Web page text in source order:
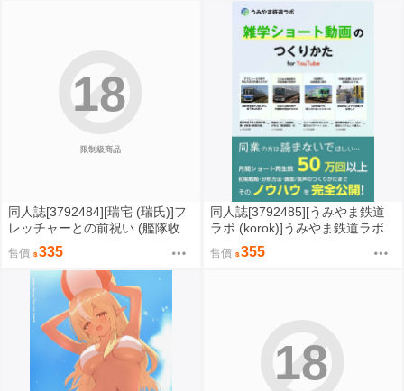
限制級商品
18
同人誌[3792484][瑞宅 (瑞氏)]フ
レッチャーとの前祝い (艦隊收
售價 335
同人誌[3792485][うみやま鉄道
ラボ (korok)]うみやま鉄道ラボ
雑学ショート動画のつくりかた
(鐵道)
售價 355
18